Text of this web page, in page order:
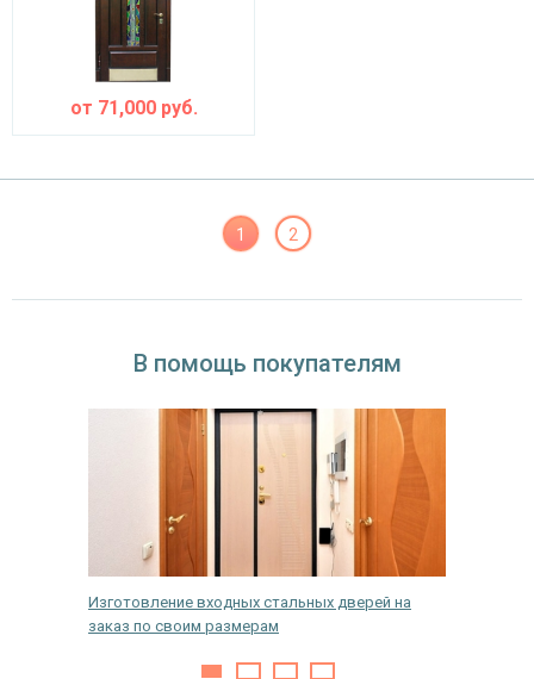
от 71,000руб.
1 2
В помощь покупателям
Изготовление входных стальных дверей на
заказ по своим размерам